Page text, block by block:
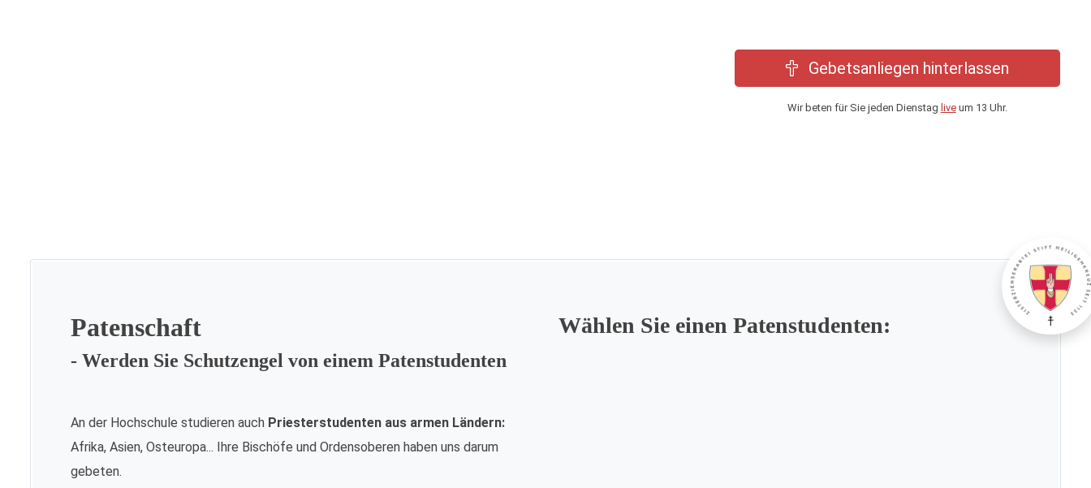
Gebetsanliegen hinterlassen
Wir beten für Sie jeden Dienstag liveum 13 Uhr.
Patenschaft
- Werden Sie Schutzengel von einem Patenstudenten
An der Hochschule studieren auch Priesterstudenten aus armen Ländern:
Afrika, Asien, Osteuropa... Ihre Bischöfe und Ordensoberen haben uns darum
gebeten.
Wählen Sie einen Patenstudenten: